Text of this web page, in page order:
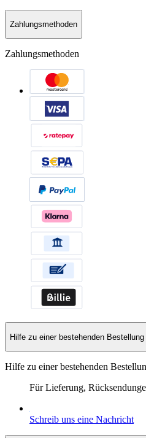
Zahlungsmethoden
Zahlungsmethoden
Hilfe zu einer bestehenden Bestellung
Hilfe zu einer bestehenden
Für Lieferung,
Schreib uns eine Nachricht